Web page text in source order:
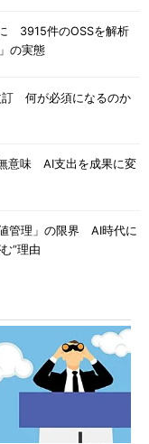
3915件のOSSを解析
の実態
訂 何が必須になるのか
意味 AI支出を成果に変
管理」の限界 AI時代に
”理由